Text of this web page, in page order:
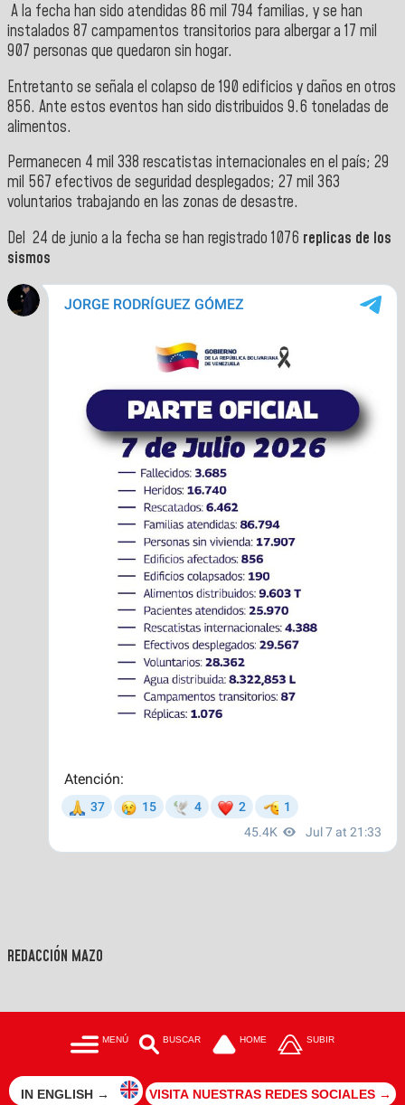
A la fecha han sido atendidas 86 mil 794 familias, y se han
instalados 87 campamentos transitorios para albergar a 17 mil
907 personas que quedaron sin hogar.
Entretanto se señala el colapso de 190 edificios y daños en otros
856. Ante estos eventos han sido distribuidos 9.6 toneladas de
alimentos.
Permanecen 4 mil 338 rescatistas internacionales en el país; 29
mil 567 efectivos de seguridad desplegados; 27 mil 363
voluntarios trabajando en las zonas de desastre.
Del 24 de junio a la fecha se han registrado 1076 replicas de los
sismos
REDACCIÓN MAZO
MENÚ BUSCAR HOME SUBIR
IN ENGLISH → VISITA NUESTRAS REDES SOCIALES →